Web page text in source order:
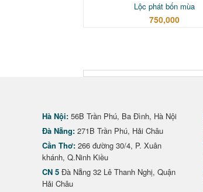
Lộc phát bốn mùa
750,000
Hà Nội: 56B Trần Phú, Ba Đình, Hà Nội
Đà Nẵng: 271B Trần Phú, Hải Châu
Cần Thơ: 266 đường 30/4, P. Xuân
khánh, Q.Ninh Kiều
CN 5 Đà Nẵng 32 Lê Thanh Nghị, Quận
Hải Châu